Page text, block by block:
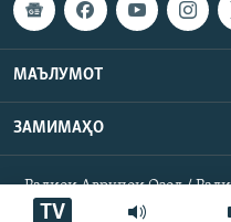
TV
МАЪЛУМОТ
ЗАМИМАҲО
Радиои Аврупои Озод /
Ҳамаи ҳуқуқ маҳфуз аст.